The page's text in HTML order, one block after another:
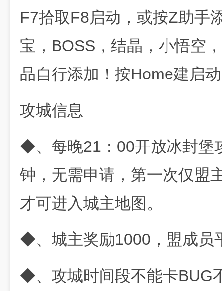
F7拾取F8启动，或按Z助手
宝，BOSS，结晶，小悟空
品自行添加！按Home建启动
攻城信息
◆、每晚21：00开放冰封堡
钟，无需申请，第一次仅盟
才可进入城主地图。
◆、城主奖励1000，盟成员
◆、攻城时间段不能卡BUG